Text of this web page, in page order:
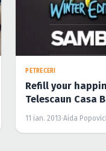
PETRECERI
Refill your
Telescaun Casa
11 ian. 2013·Aida